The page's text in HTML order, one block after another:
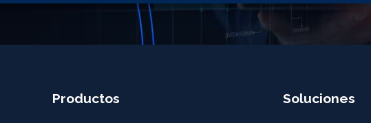
Productos Soluciones